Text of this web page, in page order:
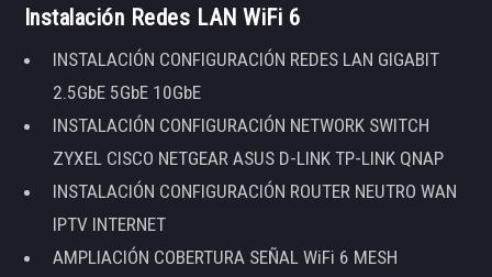
Instalación Redes LAN WiFi 6
INSTALACIÓN CONFIGURACIÓN REDES LAN GIGABIT
2.5GbE 5GbE 10GbE
INSTALACIÓN CONFIGURACIÓN NETWORK SWITCH
ZYXEL CISCO NETGEAR ASUS D-LINK TP-LINK QNAP
INSTALACIÓN CONFIGURACIÓN ROUTER NEUTRO WAN
IPTV INTERNET
AMPLIACIÓN COBERTURA SEÑAL WiFi 6 MESH